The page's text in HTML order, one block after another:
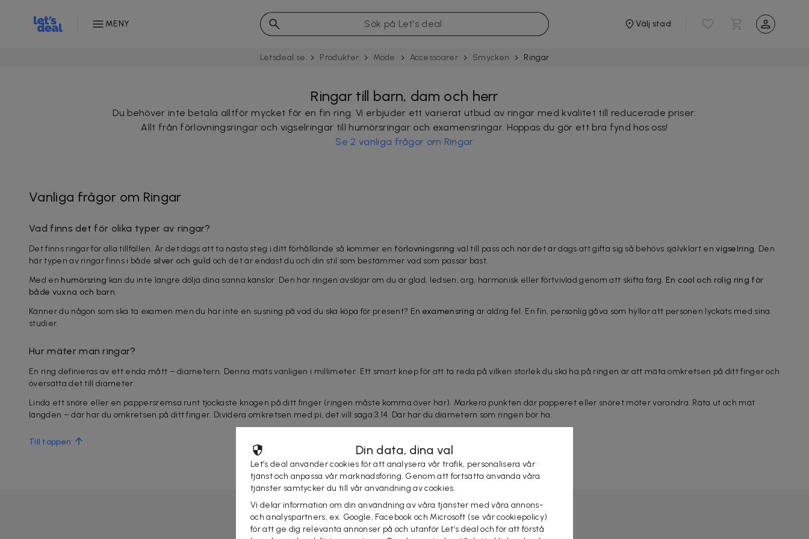
MENY Välj stad
Letsdeal.se Produkter Mode Acces­soarer Smycken Ringar
Ringar till barn, dam och herr
Du behöver inte betala alltför mycket för en fin ring. Vi erbjuder ett varierat utbud av ringar med kvalitet till reducerade priser:
Allt från förlovningsringar och vigselringar till humörsringar och examensringar. Hoppas du gör ett bra fynd hos oss!
Se 2 vanliga frågor om Ringar
Vanliga frågor om Ringar
Vad finns det för olika typer av ringar?
Det finns ringar för alla tillfällen. Är det dags att ta nästa steg i ditt förhållande så kommer en förlovningsring väl till pass och när det är dags att gifta sig så behövs självklart envigselring. Den
här typen av ringar finns i både silver och guld och det är endast du och din stil som bestämmer vad som passar bäst.
Med en humörsring kan du inte längre dölja dina sanna känslor. Den här ringen avslöjar om du är glad, ledsen, arg, harmonisk eller förtvivlad genom att skifta färg. En cool och rolig ring för
både vuxna och barn.
Känner du någon som ska ta examen men du har inte en susning på vad du ska köpa för present? En examensring är aldrig fel. En fin, personlig gåva som hyllar att personen lyckats med sina
studier.
Hur mäter man ringar?
En ring definieras av ett enda mått – diametern. Denna mäts vanligen i millimeter. Ett smart knep för att ta reda på vilken storlek du ska ha på ringen är att mäta omkretsen på ditt finger och
översätta det till diameter.
Linda ett snöre eller en pappersremsa runt tjockaste knogen på ditt finger (ringen måste komma över här). Markera punkten där papperet eller snöret möter varandra. Räta ut och mät
längden – där har du omkretsen på ditt finger. Dividera omkretsen med pi, det vill säga 3.14. Där har du diametern som ringen bör ha.
Till toppen
Din data, dina val
Let’s deal använder cookies för att analysera vår trafik, personalisera vår
tjänst och anpassa vår marknadsföring. Genom att fortsätta använda våra
tjänster samtycker du till vår användning av cookies.
Vi delar information om din användning av våra tjänster med våra annons-
och analyspartners, ex. Google, Facebook och Microsoft (se vår cookiepolicy)
för att ge dig relevanta annonser på och utanför Let’s deal och för att förstå